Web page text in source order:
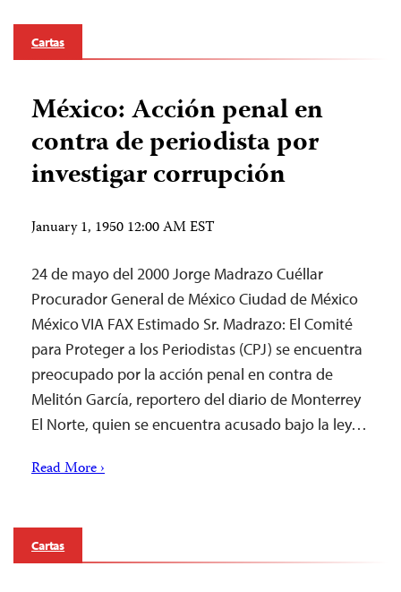
Cartas
México: Acción penal en
contra de periodista por
investigar corrupción
January 1, 1950 12:00 AM EST
24 de mayo del 2000 Jorge Madrazo Cuéllar
Procurador General de México Ciudad de México
México VIA FAX Estimado Sr. Madrazo: El Comité
para Proteger a los Periodistas (CPJ) se encuentra
preocupado por la acción penal en contra de
Melitón García, reportero del diario de Monterrey
El Norte, quien se encuentra acusado bajo la ley…
Read More ›
Cartas